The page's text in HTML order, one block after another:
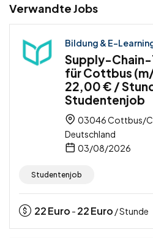
Verwandte Jobs
Bildung & E-
Supply-Chain-
für Cottbus
22,00 € /
Studentenjob
03046 Cottbus/
Deutschland
03/08/2026
Studentenjob
22Euro - 22Euro / Stunde